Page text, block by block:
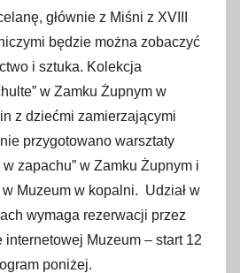
głównie z Miśni z XVIII
będzie można zobaczyć
i sztuka. Kolekcja
w Zamku Żupnym w
z dziećmi zamierzającymi
przygotowano warsztaty
zapachu” w Zamku Żupnym i
w Muzeum w kopalni. Udział w
wymaga rezerwacji przez
internetowej Muzeum – start 12
poniżej.